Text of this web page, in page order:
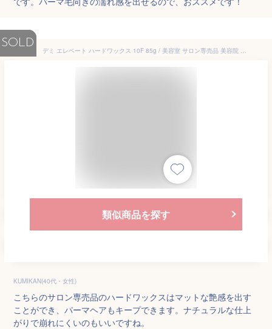
SOLD
デミ エレベート ハードワックス 10F 85g / 美容室 サロン専売品 美容院 ヘアケア スタイリング剤 メンズ マット ツヤ 束感 パーマ キープ
類似商品を探す
KUMIKAN(40代・女性)
こちらのサロン専売品のハードワックスはマットな艶感を出す
ことができ、パーマヘアもキープできます。ナチュラルな仕上
がりで崩れにくいのもいいですね。